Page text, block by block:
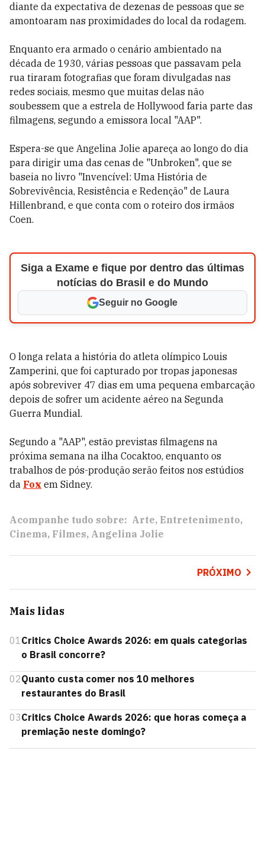
diante da expectativa de dezenas de pessoas que se
amontoaram nas proximidades do local da rodagem.
Enquanto era armado o cenário ambientado na
década de 1930, várias pessoas que passavam pela
rua tiraram fotografias que foram divulgadas nas
redes sociais, mesmo que muitas delas não
soubessem que a estrela de Hollywood faria parte das
filmagens, segundo a emissora local "AAP".
Espera-se que Angelina Jolie apareça ao longo do dia
para dirigir uma das cenas de "Unbroken", que se
baseia no livro "Invencível: Uma História de
Sobrevivência, Resistência e Redenção" de Laura
Hillenbrand, e que conta com o roteiro dos irmãos
Coen.
Siga a Exame e fique por dentro das últimas
notícias do Brasil e do Mundo
Seguir no Google
O longa relata a história do atleta olímpico Louis
Zamperini, que foi capturado por tropas japonesas
após sobreviver 47 dias em uma pequena embarcação
depois de sofrer um acidente aéreo na Segunda
Guerra Mundial.
Segundo a "AAP", estão previstas filmagens na
próxima semana na ilha Cocaktoo, enquanto os
trabalhos de pós-produção serão feitos nos estúdios
da Fox em Sidney.
Acompanhe tudo sobre: Arte Entretenimento
Cinema Filmes Angelina Jolie
PRÓXIMO
Mais lidas
01Critics Choice Awards 2026: em quais categorias
o Brasil concorre?
02Quanto custa comer nos 10 melhores
restaurantes do Brasil
03Critics Choice Awards 2026: que horas começa a
premiação neste domingo?